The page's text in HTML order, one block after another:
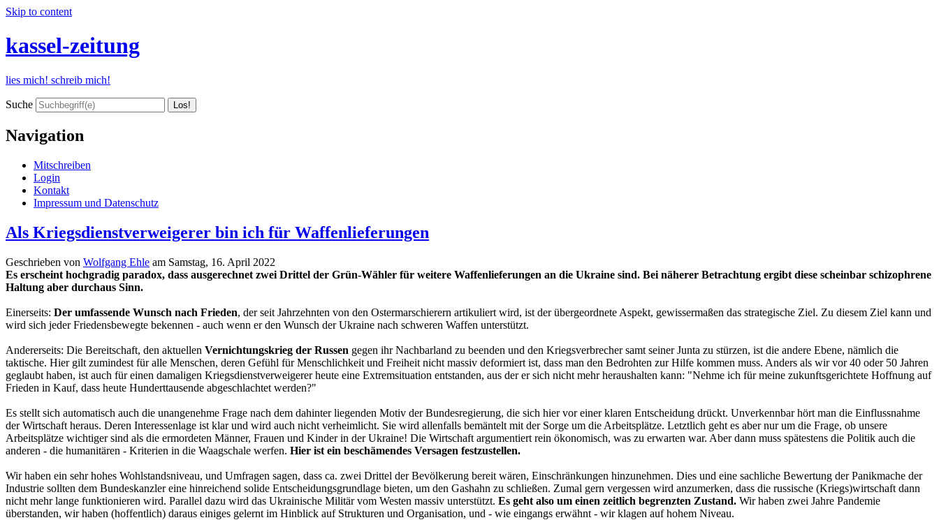
Skip to content
kassel-zeitung
lies mich! schreib mich!
Suche
Navigation
Mitschreiben
Login
Kontakt
Impressum und Datenschutz
Als Kriegsdienstverweigerer bin ich für Waffenlieferungen
Geschrieben von Wolfgang Ehle am Samstag, 16. April 2022
Es erscheint hochgradig paradox, dass ausgerechnet zwei Drittel der Grün-Wähler für weitere Waffenlieferungen an die Ukraine sind. Bei näherer Betrachtung ergibt diese scheinbar schizophrene
Haltung aber durchaus Sinn.
Einerseits: Der umfassende Wunsch nach Frieden, der seit Jahrzehnten von den Ostermarschierern artikuliert wird, ist der übergeordnete Aspekt, gewissermaßen das strategische Ziel. Zu diesem Ziel kann und
wird sich jeder Friedensbewegte bekennen - auch wenn er den Wunsch der Ukraine nach schweren Waffen unterstützt.
Andererseits: Die Bereitschaft, den aktuellen Vernichtungskrieg der Russen gegen ihr Nachbarland zu beenden und den Kriegsverbrecher samt seiner Junta zu stürzen, ist die andere Ebene, nämlich die
taktische. Hier gilt zumindest für alle Menschen, deren Gefühl für Menschlichkeit und Freiheit nicht massiv deformiert ist, dass man den Bedrohten zur Hilfe kommen muss. Anders als wir vor 40 oder 50 Jahren
geglaubt haben, ist auch für einen damaligen Kriegsdienstverweigerer heute eine Extremsituation entstanden, aus der er sich nicht mehr heraushalten kann: "Nehme ich für meine zukunftsgerichtete Hoffnung auf
Frieden in Kauf, dass heute Hunderttausende abgeschlachtet werden?"
Es stellt sich automatisch auch die unangenehme Frage nach dem dahinter liegenden Motiv der Bundesregierung, die sich hier vor einer klaren Entscheidung drückt. Unverkennbar hört man die Einflussnahme
der Wirtschaft heraus. Deren Interessenlage ist klar und wird auch nicht verheimlicht. Sie wird allenfalls bemäntelt mit der Sorge um die Arbeitsplätze. Letztlich geht es aber nur um die Frage, ob unsere
Arbeitsplätze wichtiger sind als die ermordeten Männer, Frauen und Kinder in der Ukraine! Die Wirtschaft argumentiert rein ökonomisch, was zu erwarten war. Aber dann muss spätestens die Politik auch die
anderen - die humanitären - Kriterien in die Waagschale werfen. Hier ist ein beschämendes Versagen festzustellen.
Wir haben ein sehr hohes Wohlstandsniveau, und Umfragen sagen, dass ca. zwei Drittel der Bevölkerung bereit wären, Einschränkungen hinzunehmen. Dies und eine sachliche Bewertung der Panikmache der
Industrie sollten dem Bundeskanzler eine hinreichend solide Entscheidungsgrundlage bieten, um den Gashahn zu schließen. Zumal gern vergessen wird anzumerken, dass die russische (Kriegs)wirtschaft dann
nicht mehr lange funktionieren wird. Parallel dazu wird das Ukrainische Militär vom Westen massiv unterstützt. Es geht also um einen zeitlich begrenzten Zustand. Wir haben zwei Jahre Pandemie
überstanden, wir haben (hoffentlich) daraus einiges gelernt im Hinblick auf Strukturen und Organisation, und - wie eingangs erwähnt - wir klagen auf hohem Niveau.